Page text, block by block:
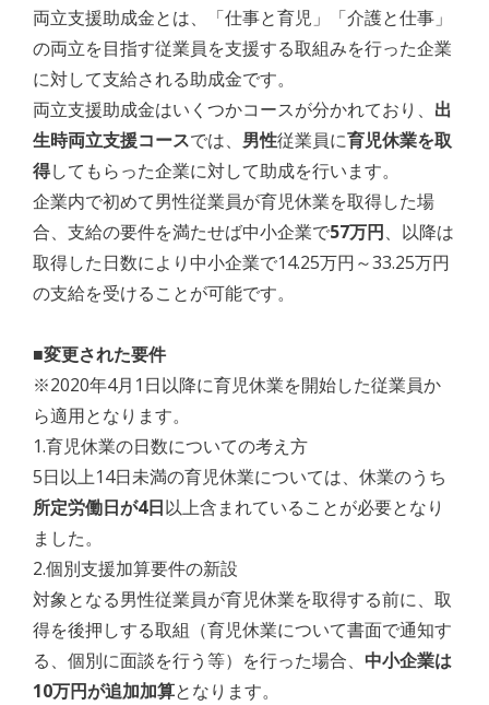
両立支援助成金とは、「仕事と育児」「介護と仕事」
の両立を目指す従業員を支援する取組みを行った企業
に対して支給される助成金です。
両立支援助成金はいくつかコースが分かれており、 出
生時両立支援コースでは、 男性従業員に育児休業を取
得してもらった企業に対して助成を行います。
企業内で初めて男性従業員が育児休業を取得した場
合、支給の要件を満たせば中小企業で57万円、以降は
取得した日数により中小企業で14.25万円～33.25万円
の支給を受けることが可能です。
■変更された要件
※2020年4月1日以降に育児休業を開始した従業員か
ら適用となります。
1.育児休業の日数についての考え方
5日以上14日未満の育児休業については、休業のうち
所定労働日が4日以上含まれていることが必要となり
ました。
2.個別支援加算要件の新設
対象となる男性従業員が育児休業を取得する前に、取
得を後押しする取組（育児休業について書面で通知す
る、個別に面談を行う等）を行った場合、 中小企業は
10万円が追加加算となります。